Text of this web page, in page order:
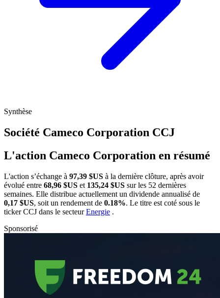
Synthèse
Société Cameco Corporation CCJ
L'action Cameco Corporation en résumé
L'action s’échange à 97,39 $US à la dernière clôture, après avoir
évolué entre 68,96 $US et 135,24 $US sur les 52 dernières
semaines. Elle distribue actuellement un dividende annualisé de
0,17 $US, soit un rendement de 0.18%. Le titre est coté sous le
tickerCCJ dans le secteurEnergie .
Sponsorisé